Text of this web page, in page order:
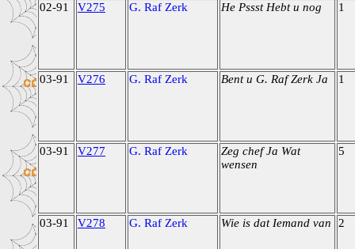
02-91 V275 G. Raf Zerk He Pssst Hebt u nog 1
03-91 V276 G. Raf Zerk Bent u G. Raf Zerk Ja 1
03-91 V277 G. Raf Zerk
Zeg chef Ja Wat
wensen
5
03-91 V278 G. Raf Zerk Wie is dat Iemand van 2